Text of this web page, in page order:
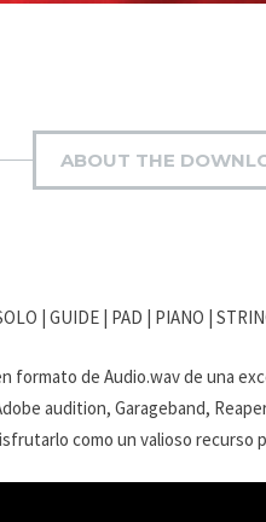
ABOUT THE
| GUIDE | PAD | PIANO |
de Audio.wav de una
audition, Garageband,
como un valioso recurso